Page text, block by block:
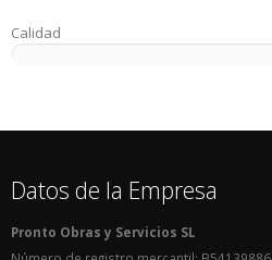
Calidad
Datos de la Empresa
Pronto Obras y Servicios SL